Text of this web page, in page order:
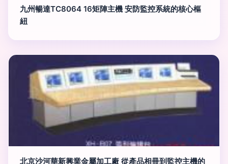
九州暢達TC8064 16矩陣主機 安防監控系統的核心樞
紐
北京沙河華新興業金屬加工廠 從產品相冊到監控主機的